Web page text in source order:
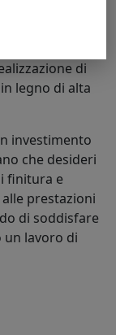
di
legno di alta
investimento
che desideri
finitura e
prestazioni
di soddisfare
un lavoro di